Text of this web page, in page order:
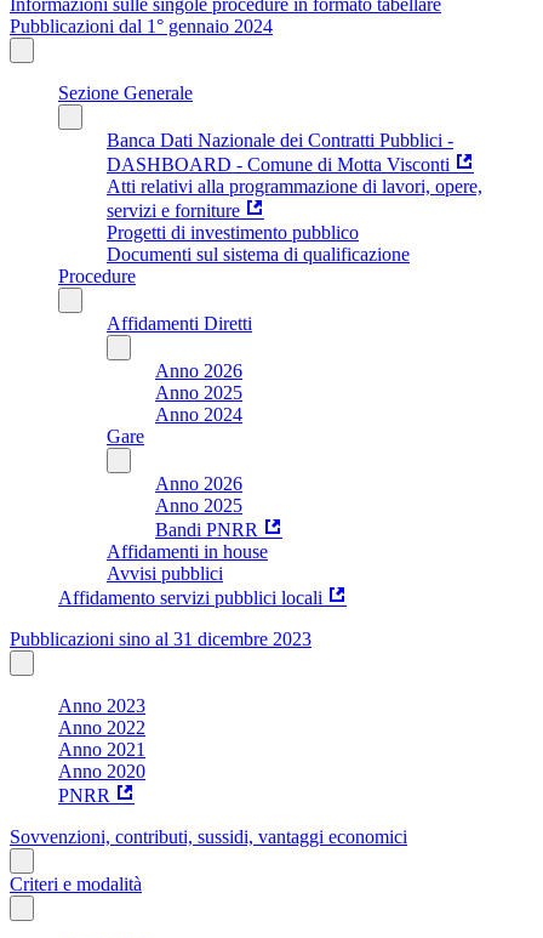
Pubblicazioni dal 1° gennaio 2024
Sezione Generale
Banca Dati Nazionale dei Contratti Pubblici -
DASHBOARD - Comune di Motta Visconti
Atti relativi alla programmazione di lavori, opere,
servizi e forniture
Progetti di investimento pubblico
Documenti sul sistema di qualificazione
Procedure
Affidamenti Diretti
Anno 2026
Anno 2025
Anno 2024
Gare
Anno 2026
Anno 2025
Bandi PNRR
Affidamenti in house
Avvisi pubblici
Affidamento servizi pubblici locali
Pubblicazioni sino al 31 dicembre 2023
Anno 2023
Anno 2022
Anno 2021
Anno 2020
PNRR
Sovvenzioni, contributi, sussidi, vantaggi economici
Criteri e modalità